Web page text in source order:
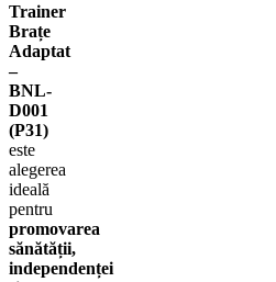
Trainer
Brațe
Adaptat
–
BNL-
D001
(P31)
este
alegerea
ideală
pentru
promovarea
sănătății,
independenței